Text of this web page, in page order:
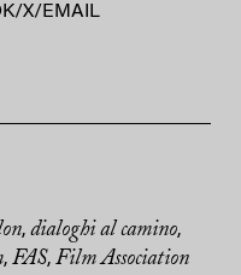
/X/ EMAIL
, dialoghi al camino,
, FAS, Film Association